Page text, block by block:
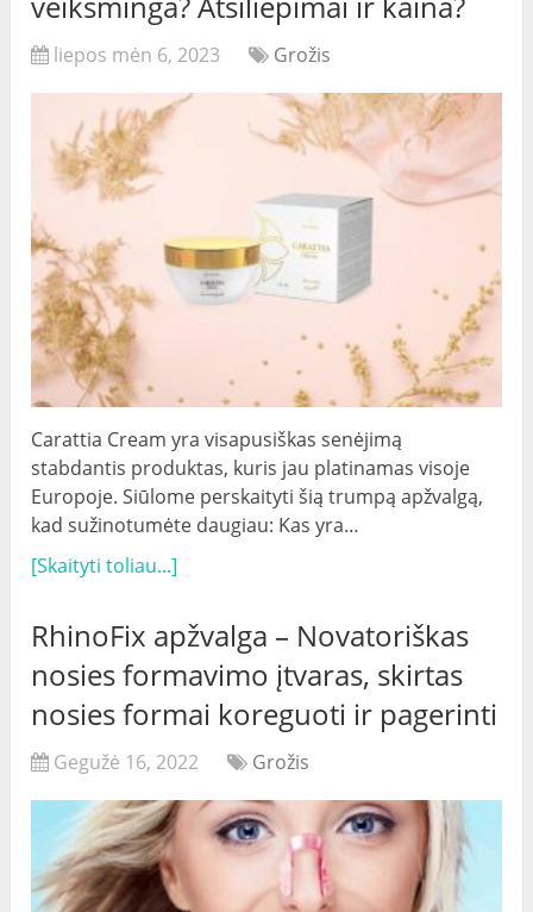
liepos mėn 6, 2023 Grožis
Carattia Cream yra visapusiškas senėjimą
stabdantis produktas, kuris jau platinamas visoje
Europoje. Siūlome perskaityti šią trumpą apžvalgą,
kad sužinotumėte daugiau: Kas yra…
[Skaityti toliau...]
RhinoFix apžvalga – Novatoriškas
nosies formavimo įtvaras, skirtas
nosies formai koreguoti ir pagerinti
Gegužė 16, 2022 Grožis